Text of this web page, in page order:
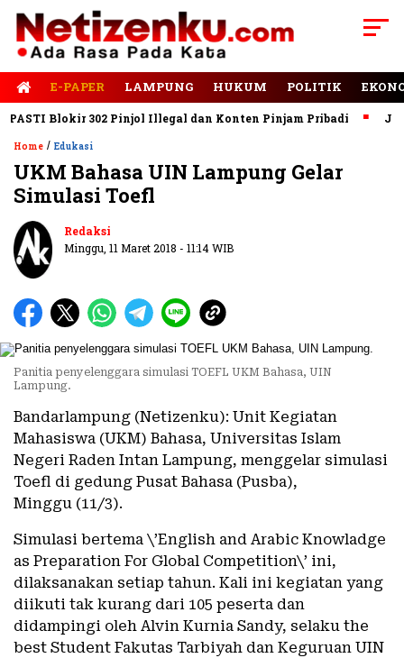
E-PAPER LAMPUNG HUKUM POLITIK
Blokir 302 Pinjol Illegal dan Konten Pinjam Pribadi Jalan
Home / Edukasi
UKM Bahasa UIN Lampung Gelar
Simulasi Toefl
Redaksi
Minggu, 11 Maret 2018 - 11:14 WIB
Panitia penyelenggara simulasi TOEFL UKM Bahasa, UIN
Lampung.
Bandarlampung (Netizenku): Unit Kegiatan
Mahasiswa (UKM) Bahasa, Universitas Islam
Negeri Raden Intan Lampung, menggelar simulasi
Toefl di gedung Pusat Bahasa (Pusba),
Minggu (11/3).
Simulasi bertema \’English and Arabic Knowladge
as Preparation For Global Competition\’ ini,
dilaksanakan setiap tahun. Kali ini kegiatan yang
diikuti tak kurang dari 105 peserta dan
didampingi oleh Alvin Kurnia Sandy, selaku the
best Student Fakutas Tarbiyah dan Keguruan UIN